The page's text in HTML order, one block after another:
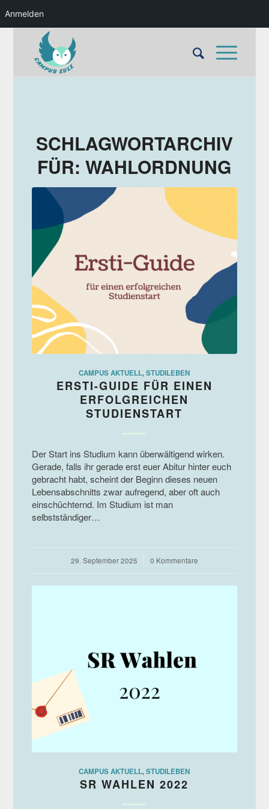
Anmelden
SCHLAGWORTARCHIV
FÜR:WAHLORDNUNG
CAMPUS AKTUELL,STUDILEBEN
ERSTI-GUIDE FÜR EINEN
ERFOLGREICHEN
STUDIENSTART
Der Start ins Studium kann überwältigend wirken.
Gerade, falls ihr gerade erst euer Abitur hinter euch
gebracht habt, scheint der Beginn dieses neuen
Lebensabschnitts zwar aufregend, aber oft auch
einschüchternd. Im Studium ist man
selbstständiger…
29. September 2025
/ 0 Kommentare
CAMPUS AKTUELL,STUDILEBEN
SR WAHLEN 2022